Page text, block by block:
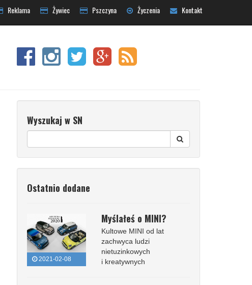
Reklama Żywiec Pszczyna Życzenia Kontakt
Wyszukaj w SN
Ostatnio dodane
2021-02-08
Myślałeś o MINI?
Kultowe MINI od lat
zachwyca ludzi
nietuzinkowych
i kreatywnych